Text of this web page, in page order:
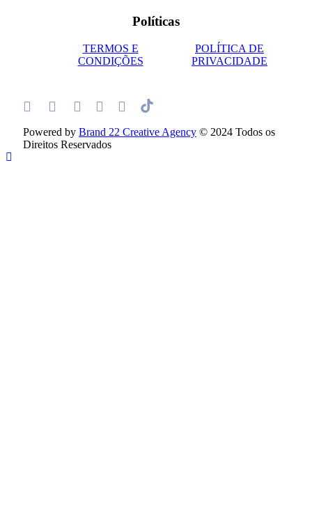
Políticas
TERMOS E
CONDIÇÕES
POLÍTICA DE
PRIVACIDADE
Powered by Brand 22 Creative Agency © 2024 Todos os
Direitos Reservados